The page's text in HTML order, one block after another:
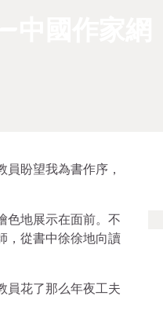
盼望我為書作序，
色地展示在面前。不
，從書中徐徐地向讀
員花了那么年夜工夫